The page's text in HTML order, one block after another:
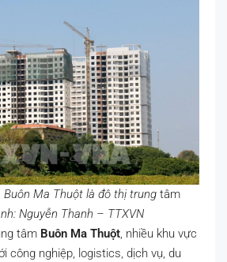
Buôn Ma Thuột là đô thị trung tâm
Nguyễn Thanh – TTXVN
tâm Buôn Ma Thuột, nhiều khu vực
công nghiệp, logistics, dịch vụ, du